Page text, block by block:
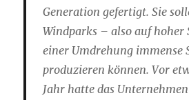
Generation gefertigt. Sie
Windparks – also auf hoher
einer Umdrehung immense
produzieren können. Vor
Jahr hatte das